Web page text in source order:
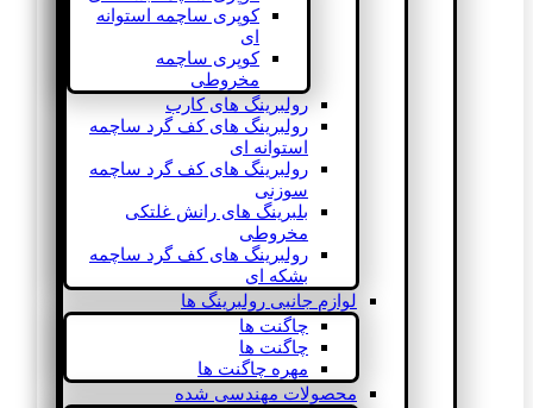
کوپری ساچمه استوانه
ای
کوپری ساچمه
مخروطی
رولبرینگ های کارب
رولبرینگ های کف گرد ساچمه
استوانه ای
رولبرینگ های کف گرد ساچمه
سوزنی
بلبرینگ های رانش غلتکی
مخروطی
رولبرینگ های کف گرد ساچمه
بشکه ای
لوازم جانبی رولبرینگ ها
چاگنت ها
چاگنت ها
مهره چاگنت ها
محصولات مهندسی شده